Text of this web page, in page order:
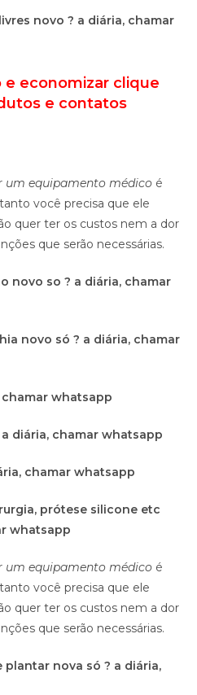
novo ? a diária, chamar
e economizar clique
e contatos
um equipamento médico é
você precisa que ele
quer ter os custos nem a dor
que serão necessárias.
novo so ? a diária, chamar
novo só ? a diária, chamar
chamar whatsapp
diária, chamar whatsapp
chamar whatsapp
prótese silicone etc
whatsapp
um equipamento médico é
você precisa que ele
quer ter os custos nem a dor
que serão necessárias.
nova só ? a diária,